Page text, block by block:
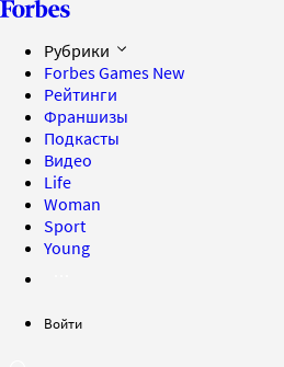
Рубрики
Forbes Games New
Рейтинги
Франшизы
Подкасты
Видео
Life
Woman
Sport
Young
Войти